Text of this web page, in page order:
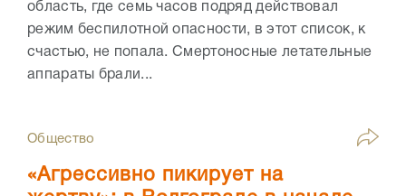
область, где семь часов подряд действовал
режим беспилотной опасности, в этот список, к
счастью, не попала. Смертоносные летательные
аппараты брали...
Общество
«Агрессивно пикирует на